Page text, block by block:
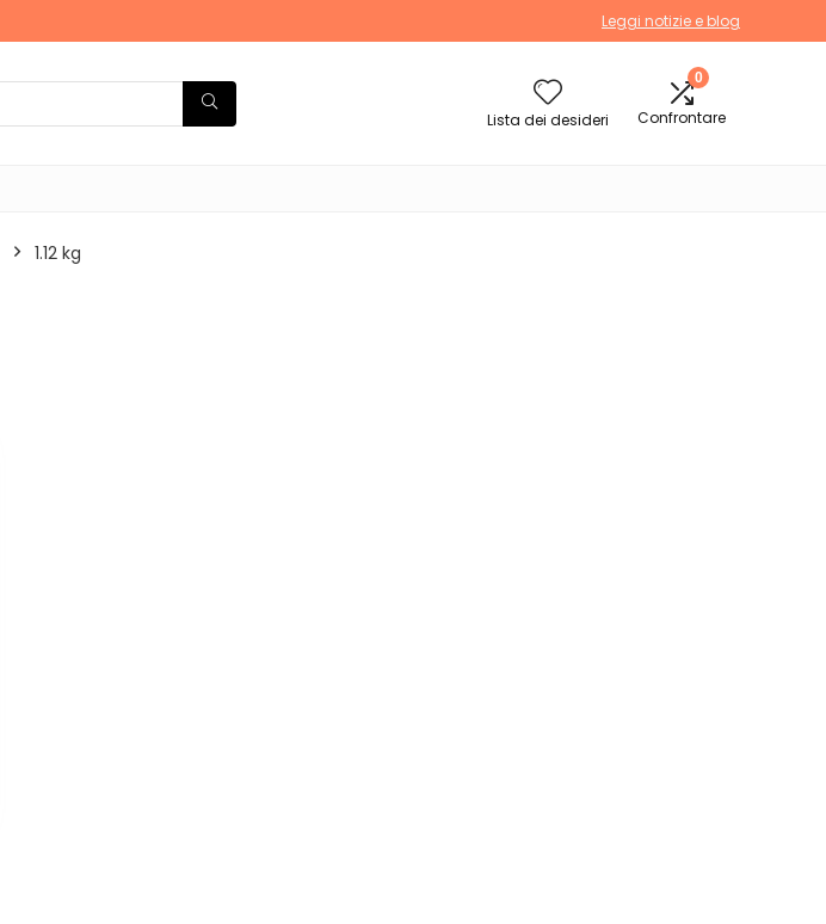
Leggi notizie e blog
Lista dei desideri
0
Confrontare
‎1.12 kg